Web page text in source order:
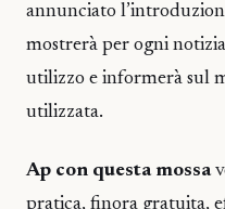
annunciato
mostrerà per ogni
utilizzo e informerà sul
utilizzata.
Ap con questa mossa
pratica, finora gratuita,